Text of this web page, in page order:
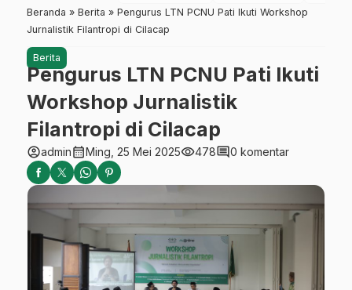
Beranda » Berita » Pengurus LTN PCNU Pati Ikuti Workshop
Jurnalistik Filantropi di Cilacap
Berita
Pengurus LTN PCNU Pati Ikuti
Workshop Jurnalistik
Filantropi di Cilacap
account_circleadmincalendar_monthMing, 25 Mei 2025visibility478comment0 komentar